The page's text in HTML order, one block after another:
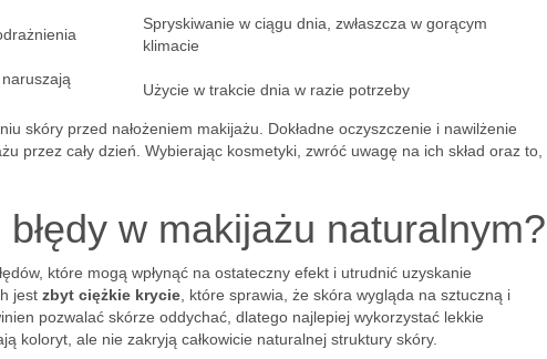
Spryskiwanie w ciągu dnia, zwłaszcza w gorącym
klimacie
Użycie w trakcie dnia w razie potrzeby
skóry przed nałożeniem makijażu. Dokładne oczyszczenie i nawilżenie
przez cały dzień. Wybierając kosmetyki, zwróć uwagę na ich skład oraz to,
w makijażu naturalnym?
które mogą wpłynąć na ostateczny efekt i utrudnić uzyskanie
jest zbyt ciężkie krycie , które sprawia, że skóra wygląda na sztuczną i
pozwalać skórze oddychać, dlatego najlepiej wykorzystać lekkie
koloryt, ale nie zakryją całkowicie naturalnej struktury skóry.